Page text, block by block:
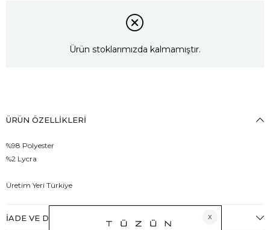
Ürün stoklarımızda kalmamıştır.
ÜRÜN ÖZELLIKLERI
%98 Polyester
%2 Lycra
Üretim Yeri Türkiye
İADE VE DEĞIŞIM